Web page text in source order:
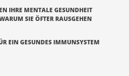
IHRE MENTALE GESUNDHEIT
SIE ÖFTER RAUSGEHEN
EIN GESUNDES IMMUNSYSTEM